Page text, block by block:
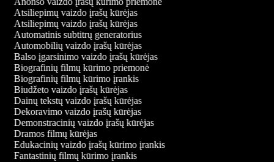
Atsiliepimų vaizdo įrašų kūrėjas
Atsiliepimų vaizdo įrašų kūrėjas
Automatinis subtitrų generatorius
Automobilių vaizdo įrašų kūrėjas
Balso įgarsinimo vaizdo įrašų kūrėjas
Biografinių filmų kūrimo priemonė
Biografinių filmų kūrimo įrankis
Biudžeto vaizdo įrašų kūrėjas
Dainų tekstų vaizdo įrašų kūrėjas
Dekoravimo vaizdo įrašų kūrėjas
Demonstracinių vaizdo įrašų kūrėjas
Dramos filmų kūrėjas
Edukacinių vaizdo įrašų kūrimo įrankis
Fantastinių filmų kūrimo įrankis